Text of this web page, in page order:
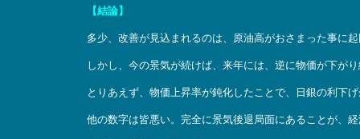
【結論】
多少、改善が見込まれるのは、原油高がおさまった事に
しかし、今の景気が続けば、来年には、逆に物価が下が
とりあえず、物価上昇率が鈍化したことで、日銀の利下
他の数字は皆悪い。完全に景気後退局面にあることが、